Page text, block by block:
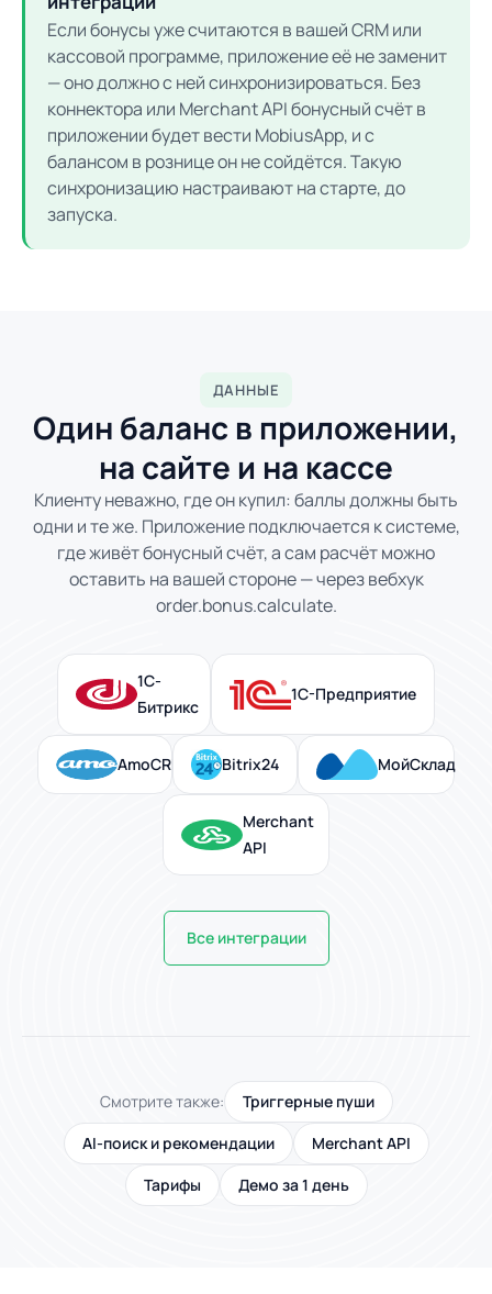
Если бонусы уже считаются в вашей CRM или
кассовой программе, приложение её не заменит
— оно должно с ней синхронизироваться. Без
коннектора или Merchant API бонусный счёт в
приложении будет вести MobiusApp, и с
балансом в рознице он не сойдётся. Такую
синхронизацию настраивают на старте, до
запуска.
ДАННЫЕ
Один баланс в приложении,
на сайте и на кассе
Клиенту неважно, где он купил: баллы должны быть
одни и те же. Приложение подключается к системе,
где живёт бонусный счёт, а сам расчёт можно
оставить на вашей стороне — через вебхук
order.bonus.calculate.
1С-
Битрикс
1С-Предприятие
AmoCRM Bitrix24 МойСклад
Merchant
API
Все интеграции
Смотрите также:
Триггерные пуши
AI-поиск и рекомендации
Merchant API
Тарифы
Демо за 1 день